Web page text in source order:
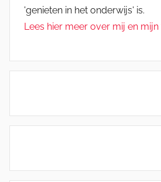
'genieten in het onderwijs' is.
Lees hier meer over mij en mijn